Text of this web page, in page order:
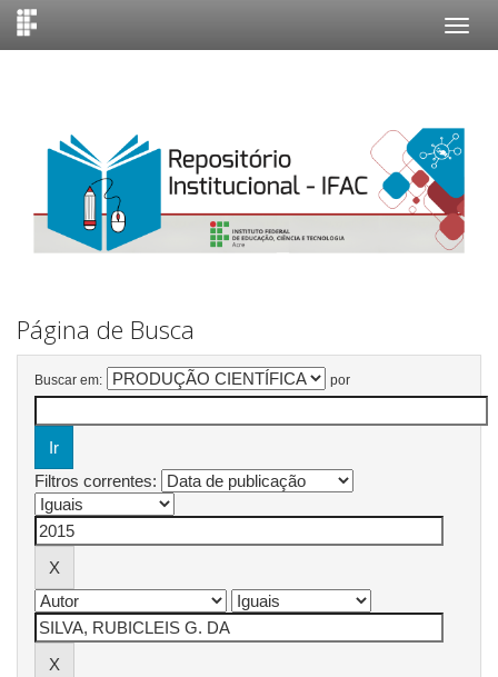
Página de Busca
Buscar em: por
Filtros correntes: